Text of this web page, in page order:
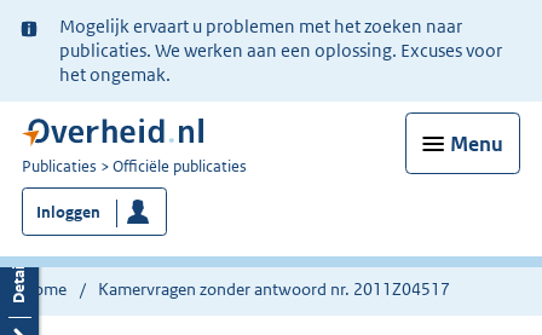
Ter
informatie:
Mogelijk ervaart u problemen met het zoeken naar
publicaties. We werken aan een oplossing. Excuses voor
het ongemak.
Menu
U
bent
nu
hier:
Publicaties Officiële publicaties
Inloggen
Home Kamervragen zonder antwoord nr. 2011Z04517